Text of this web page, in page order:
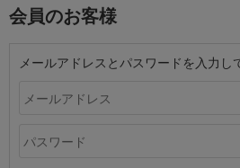
会員のお客様
メールアドレスとパスワードを入力し